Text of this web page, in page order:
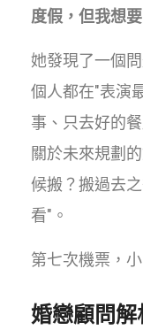
度假，但我想
她發現了一個
個人都在"表演
事、只去好的
關於未來規劃
候搬？搬過去
看"。
第七次機票，
婚戀顧問解